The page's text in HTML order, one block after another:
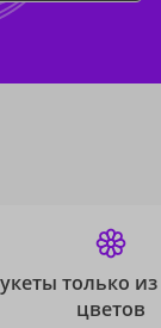
только
цветов